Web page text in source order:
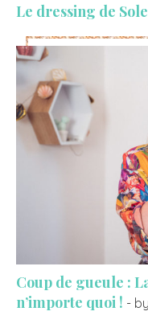
Le dressing de
Coup de gueule :
n’importe quoi ! -